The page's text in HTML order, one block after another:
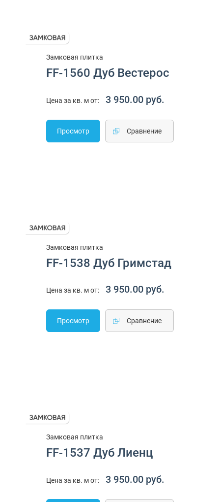
Замковая плитка
FF-1560 Дуб Вестерос
Цена за кв. м от: 3 950.00 руб.
Просмотр Cравнение
Замковая плитка
FF-1538 Дуб Гримстад
Цена за кв. м от: 3 950.00 руб.
Просмотр Cравнение
Замковая плитка
FF-1537 Дуб Лиенц
Цена за кв. м от: 3 950.00 руб.